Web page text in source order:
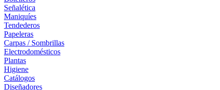
Señalética
Maniquíes
Tendederos
Papeleras
Carpas / Sombrillas
Electrodomésticos
Plantas
Higiene
Catálogos
Diseñadores